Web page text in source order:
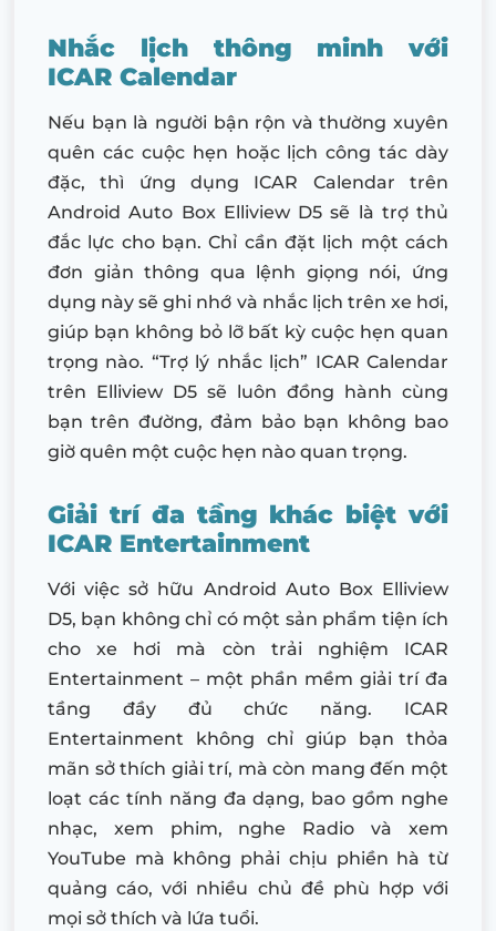
Nhắc lịch thông minh với
ICAR Calendar
Nếu bạn là người bận rộn và thường xuyên
quên các cuộc hẹn hoặc lịch công tác dày
đặc, thì ứng dụng ICAR Calendar trên
Android Auto Box Elliview D5 sẽ là trợ thủ
đắc lực cho bạn. Chỉ cần đặt lịch một cách
đơn giản thông qua lệnh giọng nói, ứng
dụng này sẽ ghi nhớ và nhắc lịch trên xe hơi,
giúp bạn không bỏ lỡ bất kỳ cuộc hẹn quan
trọng nào. “Trợ lý nhắc lịch” ICAR Calendar
trên Elliview D5 sẽ luôn đồng hành cùng
bạn trên đường, đảm bảo bạn không bao
giờ quên một cuộc hẹn nào quan trọng.
Giải trí đa tầng khác biệt với
ICAR Entertainment
Với việc sở hữu Android Auto Box Elliview
D5, bạn không chỉ có một sản phẩm tiện ích
cho xe hơi mà còn trải nghiệm ICAR
Entertainment – một phần mềm giải trí đa
tầng đầy đủ chức năng. ICAR
Entertainment không chỉ giúp bạn thỏa
mãn sở thích giải trí, mà còn mang đến một
loạt các tính năng đa dạng, bao gồm nghe
nhạc, xem phim, nghe Radio và xem
YouTube mà không phải chịu phiền hà từ
quảng cáo, với nhiều chủ đề phù hợp với
mọi sở thích và lứa tuổi.